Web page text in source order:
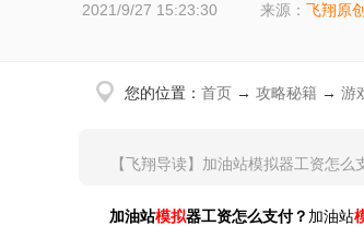
2021/9/27 15:23:30 来源： 飞翔原创
您的位置： 首页 → 攻略秘籍 → 游
【飞翔导读】加油站模拟器工资怎
加油站模拟器工资怎么支付？ 加油站